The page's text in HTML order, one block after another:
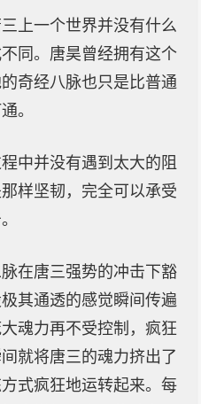
上一个世界并没有什么
同。唐昊曾经拥有这个
奇经八脉也只是比普通
。
中并没有遇到太大的阻
样坚韧，完全可以承受
在唐三强势的冲击下豁
其通透的感觉瞬间传遍
魂力再不受控制，疯狂
就将唐三的魂力挤出了
式疯狂地运转起来。每